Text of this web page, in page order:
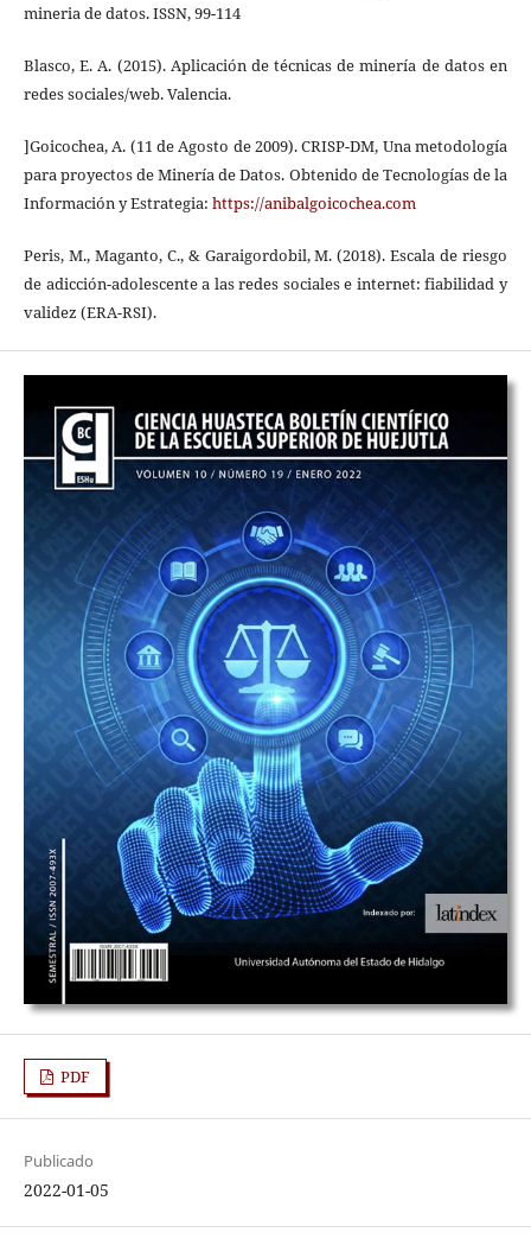
mineria de datos. ISSN, 99-114
Blasco, E. A. (2015). Aplicación de técnicas de minería de datos en
redes sociales/web. Valencia.
]Goicochea, A. (11 de Agosto de 2009). CRISP-DM, Una metodología
para proyectos de Minería de Datos. Obtenido de Tecnologías de la
Información y Estrategia: https://anibalgoicochea.com
Peris, M., Maganto, C., & Garaigordobil, M. (2018). Escala de riesgo
de adicción-adolescente a las redes sociales e internet: fiabilidad y
validez (ERA-RSI).
PDF
Publicado
2022-01-05